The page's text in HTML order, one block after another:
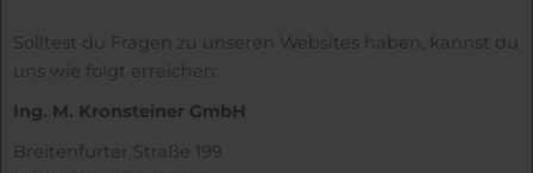
Solltest du Fragen zu unseren Websites haben, kannst du
uns wie folgt erreichen:
Ing. M. Kronsteiner GmbH
Breitenfurter Straße 199